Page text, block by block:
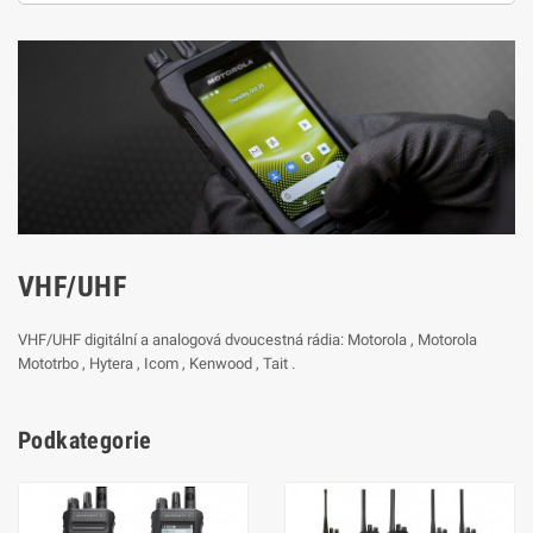
VHF/UHF
VHF/UHF digitální a analogová dvoucestná rádia: Motorola , Motorola
Mototrbo , Hytera , Icom , Kenwood , Tait .
Podkategorie